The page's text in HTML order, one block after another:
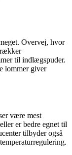
Overvej, hvor
til indlægspuder.
lommer giver
være mest
er bedre egnet til
tilbyder også